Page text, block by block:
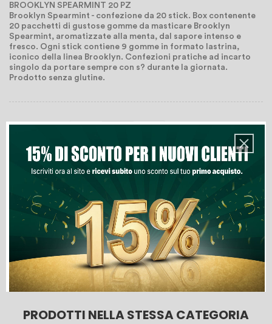
BROOKLYN SPEARMINT 20 PZ
Brooklyn Spearmint - confezione da 20 stick. Box contenente
20 pacchetti di gustose gomme da masticare Brooklyn
Spearmint, aromatizzate alla menta, dal sapore intenso e
fresco. Ogni stick contiene 9 gomme in formato lastrina,
iconico della linea Brooklyn. Confezioni pratiche ad incarto
singolo da portare sempre con s? durante la giornata.
Prodotto senza glutine.
Lista Dei Desideri
PRODOTTI NELLA STESSA CATEGORIA